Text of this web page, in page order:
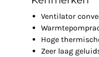
Ventilator
Hoge
Zeer laag